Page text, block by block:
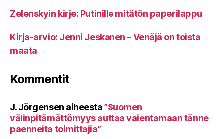
Zelenskyin kirje: Putinille mitätön paperilappu
Kirja-arvio: Jenni Jeskanen – Venäjä on toista
maata
Kommentit
J. Jörgensen aiheesta”Suomen
välinpitämättömyys auttaa vaientamaan tänne
paenneita toimittajia”